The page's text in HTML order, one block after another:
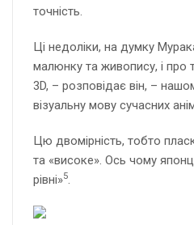
точність.
Ці недоліки, на думку
малюнку та живопису, і про
3D, – розповідає він, –
візуальну мову сучасних
Цю двомірність, тобто
та «високе». Ось чому
рівні»5.